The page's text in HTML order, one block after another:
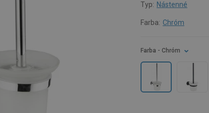
Typ: Nástenné
Farba: Chróm
Farba - Chróm